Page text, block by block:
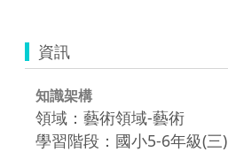
資訊
知識架構
領域：藝術領域-藝術
學習階段：國小5-6年級(三)